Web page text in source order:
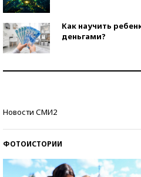
Как научить
деньгами?
Новости СМИ2
ФОТОИСТОРИИ